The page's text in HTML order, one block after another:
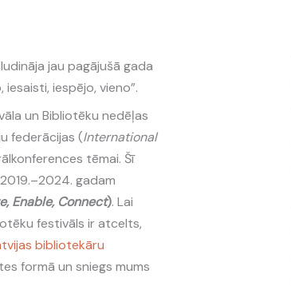
jau pagājušā gada
iespējo, vieno”.
un Bibliotēku nedēļas
federācijas (International
tēmai. Šī
gadam
Enable, Connect). Lai
festivāls ir atcelts,
bibliotekāru
formā un sniegs mums